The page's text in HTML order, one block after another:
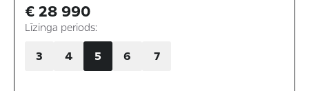
€ 28 990
Līzinga periods:
3 4 5 6 7